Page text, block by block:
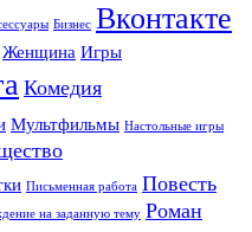
Бизнес Вконтакте
Женщина Игры
Комедия
Мультфильмы Настольные игры
Письменная работа Повесть
на заданную тему Роман